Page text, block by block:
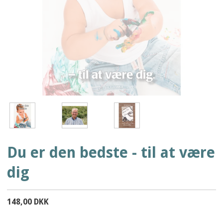
Du er den bedste - til at være
dig
148,00 DKK